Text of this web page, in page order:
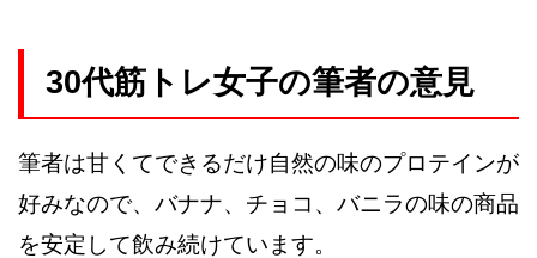
30代筋トレ女子の筆者の意見
筆者は甘くてできるだけ自然の味のプロテインが
好みなので、バナナ、チョコ、バニラの味の商品
を安定して飲み続けています。